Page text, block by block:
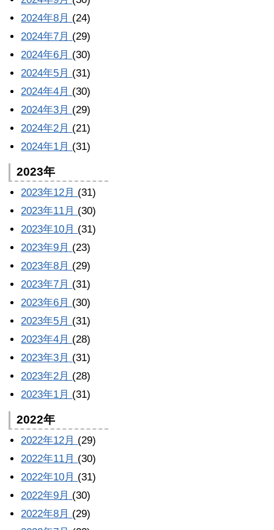
2024年8月 (24)
2024年7月 (29)
2024年6月 (30)
2024年5月 (31)
2024年4月 (30)
2024年3月 (29)
2024年2月 (21)
2024年1月 (31)
2023年
2023年12月 (31)
2023年11月 (30)
2023年10月 (31)
2023年9月 (23)
2023年8月 (29)
2023年7月 (31)
2023年6月 (30)
2023年5月 (31)
2023年4月 (28)
2023年3月 (31)
2023年2月 (28)
2023年1月 (31)
2022年
2022年12月 (29)
2022年11月 (30)
2022年10月 (31)
2022年9月 (30)
2022年8月 (29)